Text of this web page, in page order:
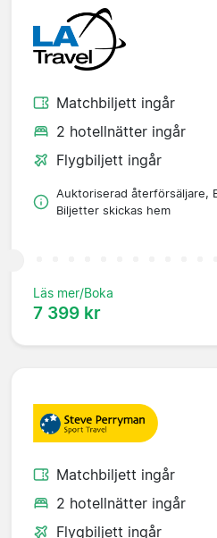
Matchbiljett ingår
2 hotellnätter ingår
Flygbiljett ingår
Auktoriserad återförsäljare,
Biljetter skickas hem
Läs mer/Boka
7 399 kr
Matchbiljett ingår
2 hotellnätter ingår
Flygbiljett ingår